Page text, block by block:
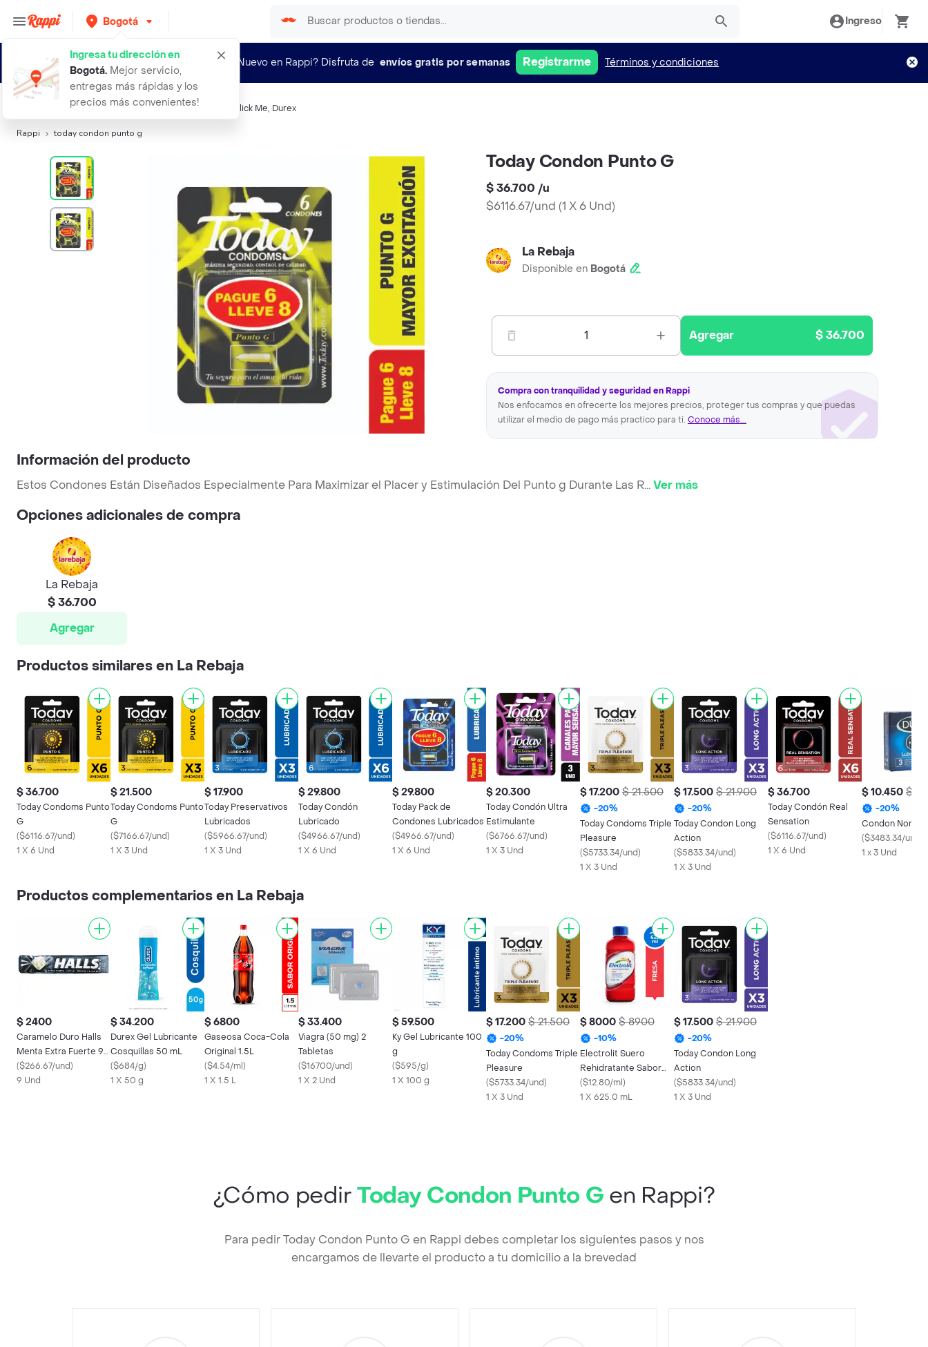
Bogotá
Ingresa tu dirección en
Bogotá. Mejor servicio,
entregas más rápidas y los
precios más convenientes!
Ingreso
¿Nuevo en Rappi? Disfruta de envíos gratis por semanas Registrarme Términos y condiciones
Búsquedas relacionadas:Preservativos,Today Click Me, Durex
Rappi today condon punto g
Today Condon Punto G
$ 36.700 /u
$6116.67/und (1 X 6 Und)
La Rebaja
Disponible en Bogotá
1 Agregar $ 36.700
Compra con tranquilidad y seguridad en Rappi
Nos enfocamos en ofrecerte los mejores precios, proteger tus compras y que puedas
utilizar el medio de pago más practico para ti. Conoce más...
Información del producto
Estos Condones Están Diseñados Especialmente Para Maximizar el Placer y Estimulación Del Punto g Durante Las R...Ver más
Opciones adicionales de compra
La Rebaja
$ 36.700
Agregar
Productos similares en La Rebaja
$ 36.700
Today Condoms Punto
G
($6116.67/und)
1 X 6 Und
$ 21.500
Today Condoms Punto
G
($7166.67/und)
1 X 3 Und
$ 17.900
Today Preservativos
Lubricados
($5966.67/und)
1 X 3 Und
$ 29.800
Today Condón
Lubricado
($4966.67/und)
1 X 6 Und
$ 29.800
Today Pack de
Condones Lubricados
($4966.67/und)
1 X 6 Und
$ 20.300
Today Condón Ultra
Estimulante
($6766.67/und)
1 X 3 Und
$ 17.200 $ 21.500
-20%
Today Condoms Triple
Pleasure
($5733.34/und)
1 X 3 Und
$ 17.500 $ 21.900
-20%
Today Condon Long
Action
($5833.34/und)
1 X 3 Und
$ 36.700
Today Condón Real
Sensation
($6116.67/und)
1 X 6 Und
$ 10.450 $
-20%
Condon Normal
($3483.34/und
1 x 3 Und
Productos complementarios en La Rebaja
$ 2400
Caramelo Duro Halls
Menta Extra Fuerte 9
Und
($266.67/und)
9 Und
$ 34.200
Durex Gel Lubricante
Cosquillas 50 mL
($684/g)
1 X 50 g
$ 6800
Gaseosa Coca-Cola
Original 1.5L
($4.54/ml)
1 X 1.5 L
$ 33.400
Viagra (50 mg) 2
Tabletas
($16700/und)
1 X 2 Und
$ 59.500
Ky Gel Lubricante 100
g
($595/g)
1 X 100 g
$ 17.200 $ 21.500
-20%
Today Condoms Triple
Pleasure
($5733.34/und)
1 X 3 Und
$ 8000 $ 8900
-10%
Electrolit Suero
Rehidratante Sabor
Fresa
($12.80/ml)
1 X 625.0 mL
$ 17.500 $ 21.900
-20%
Today Condon Long
Action
($5833.34/und)
1 X 3 Und
¿Cómo pedirToday Condon Punto G en Rappi?
Para pedir Today Condon Punto G en Rappi debes completar los siguientes pasos y nos
encargamos de llevarte el producto a tu domicilio a la brevedad